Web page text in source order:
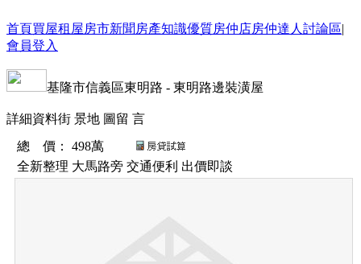
首頁買屋租屋房市新聞 房產知識優質房仲店房仲達人 討論區|
會員登入
基隆市信義區東明路 - 東明路邊裝潢屋
詳細資料街 景地 圖 留 言
總 價 ：
498萬
全新整理 大馬路旁 交通便利 出價即談